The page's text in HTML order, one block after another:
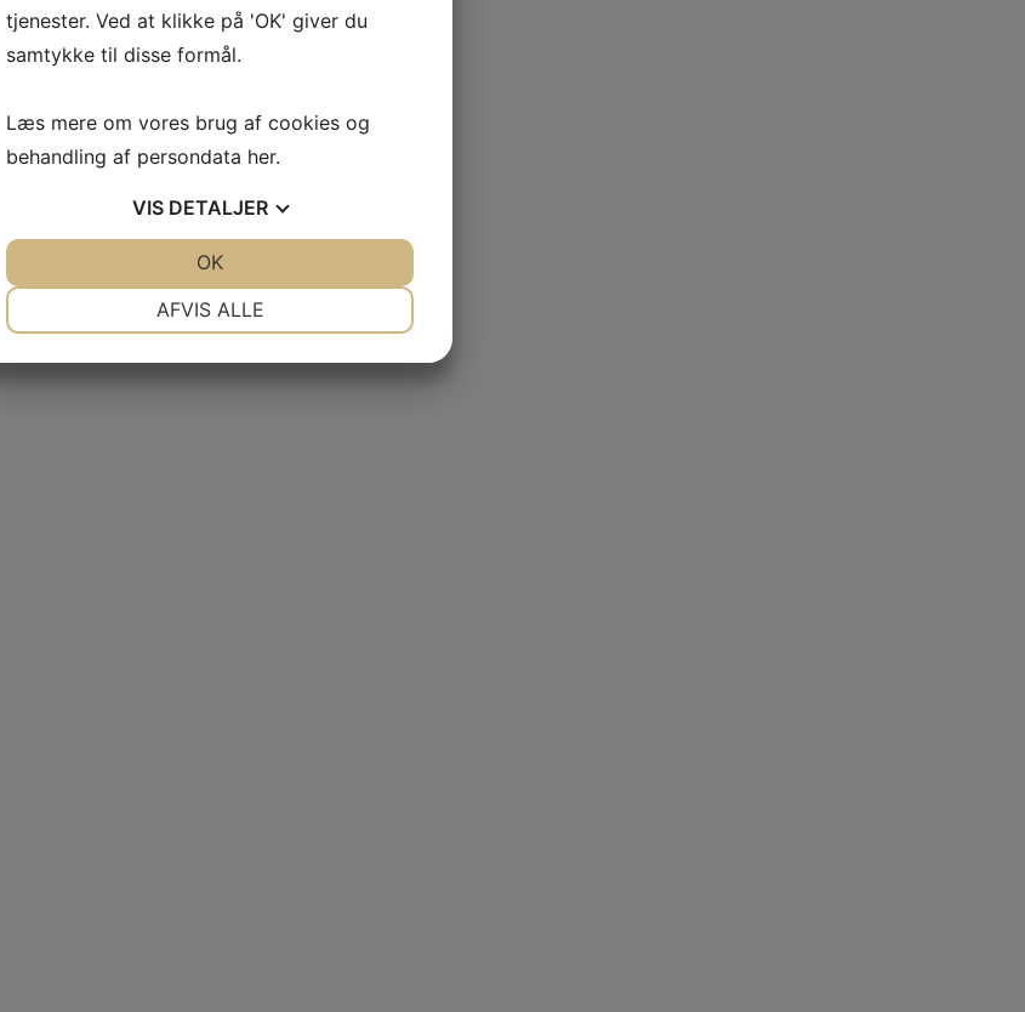
Send
tjenester. Ved at klikke på 'OK' giver du
samtykke til disse formål.
Læs mere om vores brug af cookies og
behandling af persondata her.
VIS DETALJER
AFVIS ALLE
OK